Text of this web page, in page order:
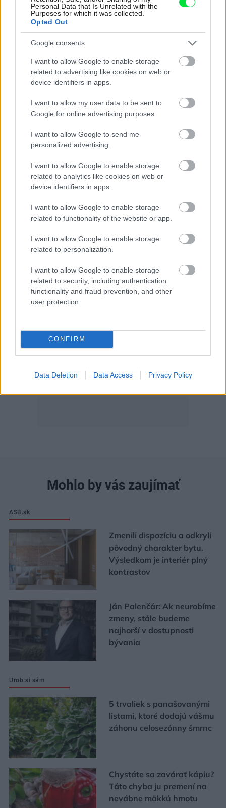
Personal Data that Is Unrelated with the
Purposes for which it was collected.
Opted Out
Google consents
I want to allow Google to enable storage
related to advertising like cookies on web or
device identifiers in apps.
I want to allow my user data to be sent to
Google for online advertising purposes.
I want to allow Google to send me
personalized advertising.
I want to allow Google to enable storage
related to analytics like cookies on web or
device identifiers in apps.
I want to allow Google to enable storage
related to functionality of the website or app.
I want to allow Google to enable storage
related to personalization.
I want to allow Google to enable storage
related to security, including authentication
functionality and fraud prevention, and other
user protection.
CONFIRM
Data Deletion Data Access Privacy Policy
Re: Takto sa rieši málo úložného miesta. V tomto byte
stačil jeden prvok | Môjdom.sk
My napríklad labky utierame hneď pri dverách a doma pred dvere
Re: Takto sa rieši málo úložného miesta. V tomto byte
stačil jeden prvok | Môjdom.sk
Dizajn je to nádherný, tá brezová preglejka a čisté línie vyzerajú super.
Ale vždy, keď…
Re: Toto je najväčší mýtus pri ošetrení dreva a môže vás
vyjsť draho. Ako ho ochrániť pred hnitím a škodcami?
sa zbavilo zarodkov skodcov...
Mohlo by vás zaujímať
ASB.sk
Zmenili dispozíciu a odkryli
pôvodný charakter bytu.
Výsledkom je interiér plný
kontrastov
Ján Palenčár: Ak neurobíme
zmeny, stále budeme
najhorší v dostupnosti
bývania
Urob si sám
5 trvaliek s panašovanými
listami, ktoré dodajú vášmu
záhonu celosezónny šmrnc
Chystáte sa zavárať kápiu?
Táto chyba ju premení na
nevábne mäkkú hmotu